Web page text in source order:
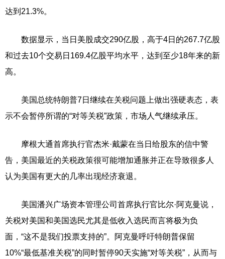
达到21.3%。
数据显示，当日美股成交290亿股，高于4日的267.7亿股
和过去10个交易日169.4亿股平均水平，达到至少18年来的新
高。
美国总统特朗普7日继续在关税问题上做出强硬表态，表
示不会暂停所谓的“对等关税”政策，市场人气继续承压。
摩根大通首席执行官杰米·戴蒙在当日给股东的信中警
告，美国最近的关税政策很可能增加通胀并正在导致很多人
认为美国有更大的几率出现经济衰退。
美国潘兴广场资本管理公司首席执行官比尔·阿克曼说，
关税对美国和美国选民尤其是低收入选民而言将极为负
面，“这不是我们投票支持的”。阿克曼呼吁特朗普保留
10%“最低基准关税”的同时暂停90天实施“对等关税”，从而与